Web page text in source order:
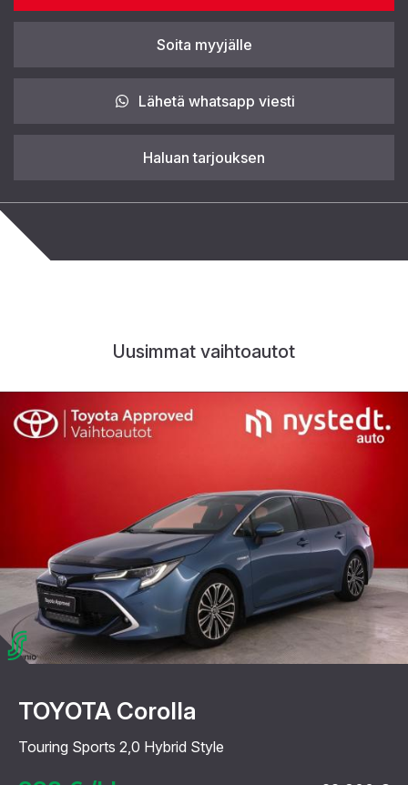
Soita myyjälle
Lähetä whatsapp viesti
Haluan tarjouksen
Uusimmat vaihtoautot
TOYOTA Corolla
Touring Sports 2,0 Hybrid Style